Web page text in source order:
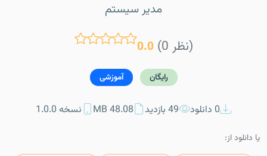
مدیر سیستم
0.0 (0 نظر)
رایگان آموزشی
0 دانلود 49 بازدید 48.08 MB نسخه 1.0.0
یا دانلود از: